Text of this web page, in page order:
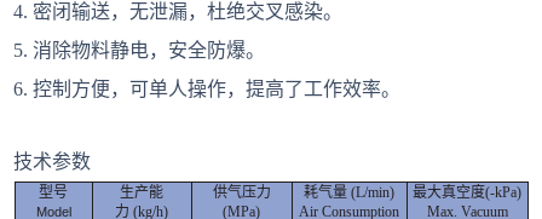
4. 密闭输送，无泄漏，杜绝交叉感染。
5. 消除物料静电，安全防爆。
6. 控制方便，可单人操作，提高了工作效率。
技术参数
型号
Model
生产能
力 (kg/h)
供气压力
(MPa)
耗气量 (L/min)
Air Consumption
最大真空度(-kPa)
Max. Vacuum